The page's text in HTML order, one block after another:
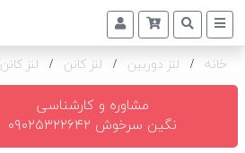
دوربین
و
تجهیزات
خانه / لنز دوربین / لنز کانن / لنز کانن EF 24-105mm f/4L IS USM
مشاوره و کارشناسی
نگین سرخوش ۰۹۰۲۵۳۲۲۶۴۲